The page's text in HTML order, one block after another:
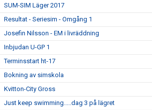
SUM-SIM Läger 2017
Resultat - Seriesim - Omgång 1
Josefin Nilsson - EM i livräddning
Inbjudan U-GP 1
Terminsstart ht-17
Bokning av simskola
Kvitton-City Gross
Just keep swimming.....dag 3 på lägret